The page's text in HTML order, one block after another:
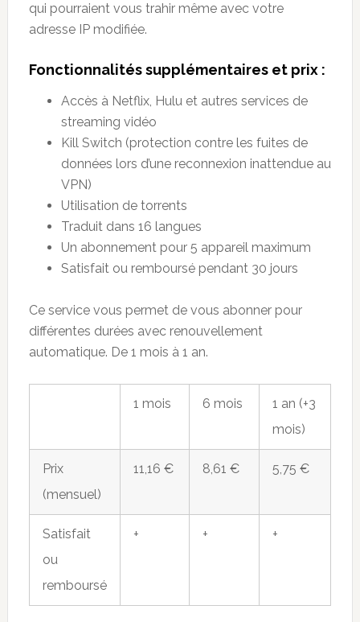
qui pourraient vous trahir même avec votre
adresse IP modifiée.
Fonctionnalités supplémentaires et prix :
Accès à Netflix, Hulu et autres services de
streaming vidéo
Kill Switch (protection contre les fuites de
données lors d’une reconnexion inattendue au
VPN)
Utilisation de torrents
Traduit dans 16 langues
Un abonnement pour 5 appareil maximum
Satisfait ou remboursé pendant 30 jours
Ce service vous permet de vous abonner pour
différentes durées avec renouvellement
automatique. De 1 mois à 1 an.
1 mois 6 mois
1 an (+3
mois)
Prix
(mensuel)
11,16 € 8,61 € 5,75 €
Satisfait
ou
remboursé
+ + +